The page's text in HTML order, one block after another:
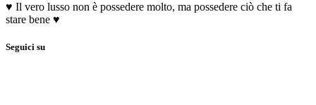
♥ Il vero lusso non è possedere molto, ma possedere ciò che ti fa
stare bene ♥
Seguici su